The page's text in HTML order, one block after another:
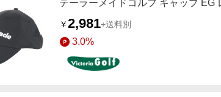
テーラーメイドゴルフ キャップ EG
￥2,981+送料別
3.0%